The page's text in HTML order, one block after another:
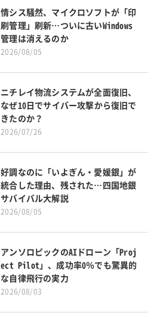
情シス騒然、マイクロソフトが「印
刷管理」刷新…ついに古いWindows
管理は消えるのか
2026/08/05
ニチレイ物流システムが全面復旧、
なぜ10日でサイバー攻撃から復旧で
きたのか？
2026/07/26
好調なのに「いよぎん・愛媛銀」が
統合した理由、残された…四国地銀
サバイバル大解説
2026/08/05
アンソロピックのAIドローン「Proj
ect Pilot」、成功率0％でも驚異的
な自律飛行の実力
2026/08/03